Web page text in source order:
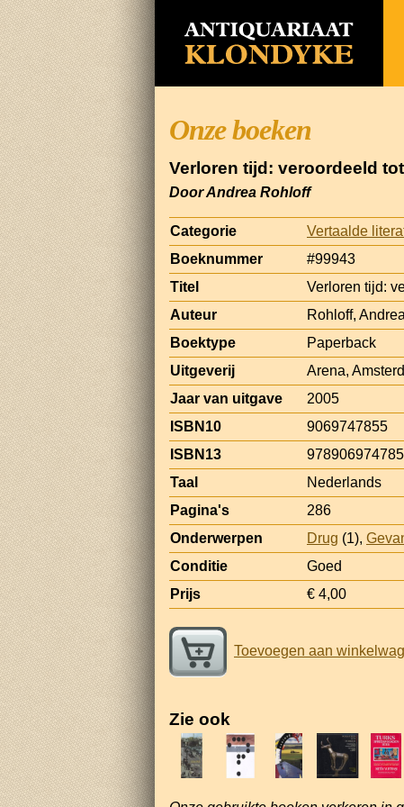
Onze boeken
Verloren tijd: veroordeeld
Door Andrea Rohloff
Categorie
Vertaalde
Boeknummer
#99943
Titel
Verloren tijd:
Auteur
Rohloff, Andrea
Boektype
Paperback
Uitgeverij
Arena,
Jaar van uitgave
2005
ISBN10
9069747855
ISBN13
Taal
Nederlands
Pagina's
286
Onderwerpen
Drug (1),
Conditie
Goed
Prijs
€ 4,00
Toevoegen aan
Zie ook